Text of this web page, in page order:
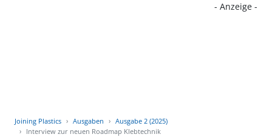
- Anzeige -
Joining Plastics Ausgaben
Ausgabe 2 (2025)
Interview zur neuen Roadmap Klebtechnik